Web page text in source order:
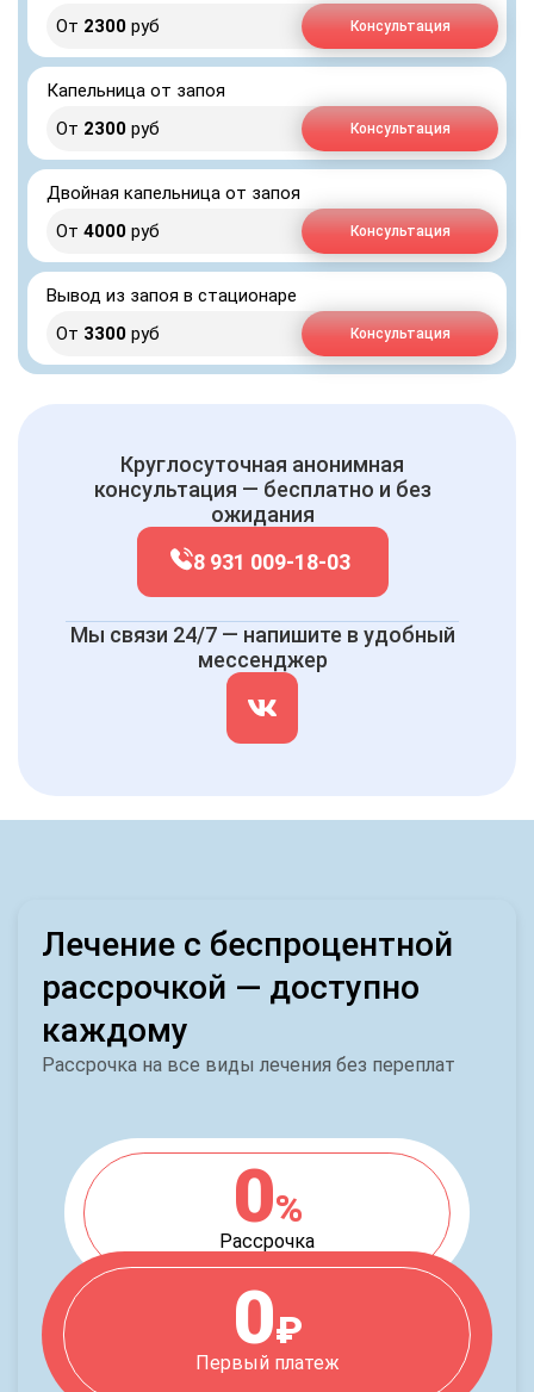
От 2300 руб Консультация
Капельница от запоя
От 2300 руб Консультация
Двойная капельница от запоя
От 4000 руб Консультация
Вывод из запоя в стационаре
От 3300 руб Консультация
Круглосуточная анонимная
консультация — бесплатно и без
ожидания
8 931 009-18-03
Мы связи 24/7 — напишите в удобный
мессенджер
Лечение с беспроцентной
рассрочкой — доступно
каждому
Рассрочка на все виды лечения без переплат
0%
Рассрочка
0₽
Первый платеж